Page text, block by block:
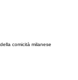
comicità milanese